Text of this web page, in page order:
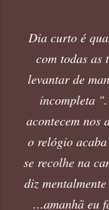
Dia curto é
com todas as
levantar de
incompleta
acontecem nos
o relógio
se recolhe na
diz
…amanhã eu